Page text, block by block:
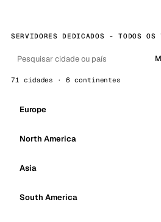
SERVIDORES DEDICADOS - TODOS
71 cidades · 6 continentes
Europe
North America
Asia
South America